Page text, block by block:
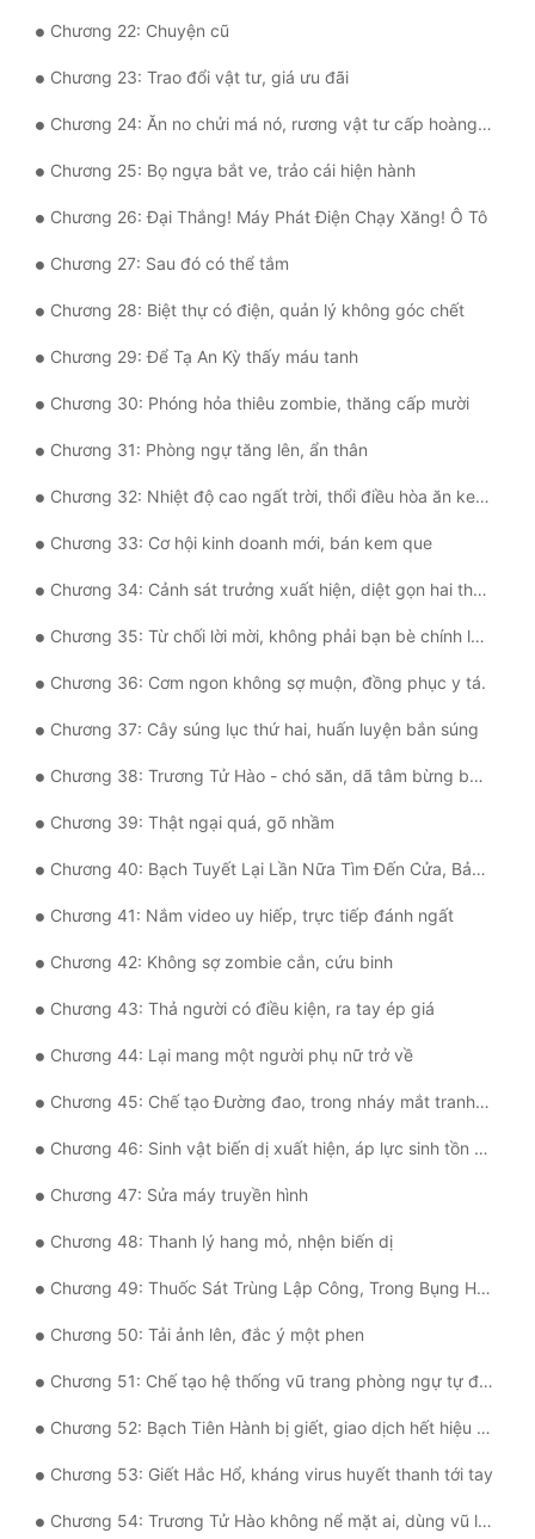
Tu Chân
Tu Tiên
Tội Phạm
Vô Địch
Võ Hiệp
Võng Du
Xuyên Không
Xuyên Nhanh
Xuyên Sách
Xuyên Thư
Điền Văn
Đô Thị
Đông Phương
Đông Phương Huyền Huyễn
Đồng Nhân
Cẩu Đạo Trường Sinh
Ngự Thú
Truyện Nam
Truyện Nữ
Vô Địch Lưu
Xây Dựng Thế Lực
Sát Phạt Quyết Đoán
Điềm Đạm
Chương 22: Chuyện cũ
Chương 23: Trao đổi vật tư, giá ưu đãi
Chương 24: Ăn no chửi má nó, rương vật tư cấp hoàng kim
Chương 25: Bọ ngựa bắt ve, trảo cái hiện hành
Chương 26: Đại Thắng! Máy Phát Điện Chạy Xăng! Ô Tô
Chương 27: Sau đó có thể tắm
Chương 28: Biệt thự có điện, quản lý không góc chết
Chương 29: Để Tạ An Kỳ thấy máu tanh
Chương 30: Phóng hỏa thiêu zombie, thăng cấp mười
Chương 31: Phòng ngự tăng lên, ẩn thân
Chương 32: Nhiệt độ cao ngất trời, thổi điều hòa ăn kem que
Chương 33: Cơ hội kinh doanh mới, bán kem que
Chương 34: Cảnh sát trưởng xuất hiện, diệt gọn hai thế lực
Chương 35: Từ chối lời mời, không phải bạn bè chính là kẻ thù.
Chương 36: Cơm ngon không sợ muộn, đồng phục y tá.
Chương 37: Cây súng lục thứ hai, huấn luyện bắn súng
Chương 38: Trương Tử Hào - chó săn, dã tâm bừng bừng
Chương 39: Thật ngại quá, gõ nhầm
Chương 40: Bạch Tuyết Lại Lần Nữa Tìm Đến Cửa, Bản Vẽ Đường Đao
Chương 41: Nắm video uy hiếp, trực tiếp đánh ngất
Chương 42: Không sợ zombie cắn, cứu binh
Chương 43: Thả người có điều kiện, ra tay ép giá
Chương 44: Lại mang một người phụ nữ trở về
Chương 45: Chế tạo Đường đao, trong nháy mắt tranh mua sạch bách
Chương 46: Sinh vật biến dị xuất hiện, áp lực sinh tồn ngày càng lớn
Chương 47: Sửa máy truyền hình
Chương 48: Thanh lý hang mỏ, nhện biến dị
Chương 49: Thuốc Sát Trùng Lập Công, Trong Bụng Hoàng Kim Rương Vật Tư
Chương 50: Tải ảnh lên, đắc ý một phen
Chương 51: Chế tạo hệ thống vũ trang phòng ngự tự động
Chương 52: Bạch Tiên Hành bị giết, giao dịch hết hiệu lực
Chương 53: Giết Hắc Hổ, kháng virus huyết thanh tới tay
Chương 54: Trương Tử Hào không nể mặt ai, dùng vũ lực